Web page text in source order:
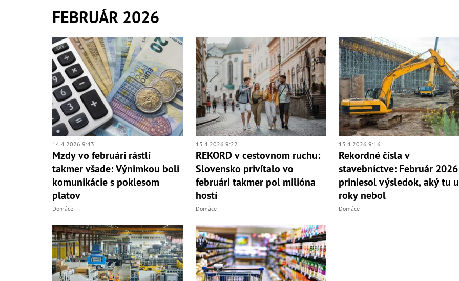
FEBRUÁR 2026
14.4.2026 9:43
Mzdy vo februári rástli
takmer všade: Výnimkou boli
komunikácie s poklesom
platov
Domáce
13.4.2026 9:22
REKORD v cestovnom ruchu:
Slovensko privítalo vo
februári takmer pol milióna
hostí
Domáce
13.4.2026 9:16
Rekordné čísla v
stavebníctve: Február 2026
priniesol výsledok, aký tu
roky nebol
Domáce